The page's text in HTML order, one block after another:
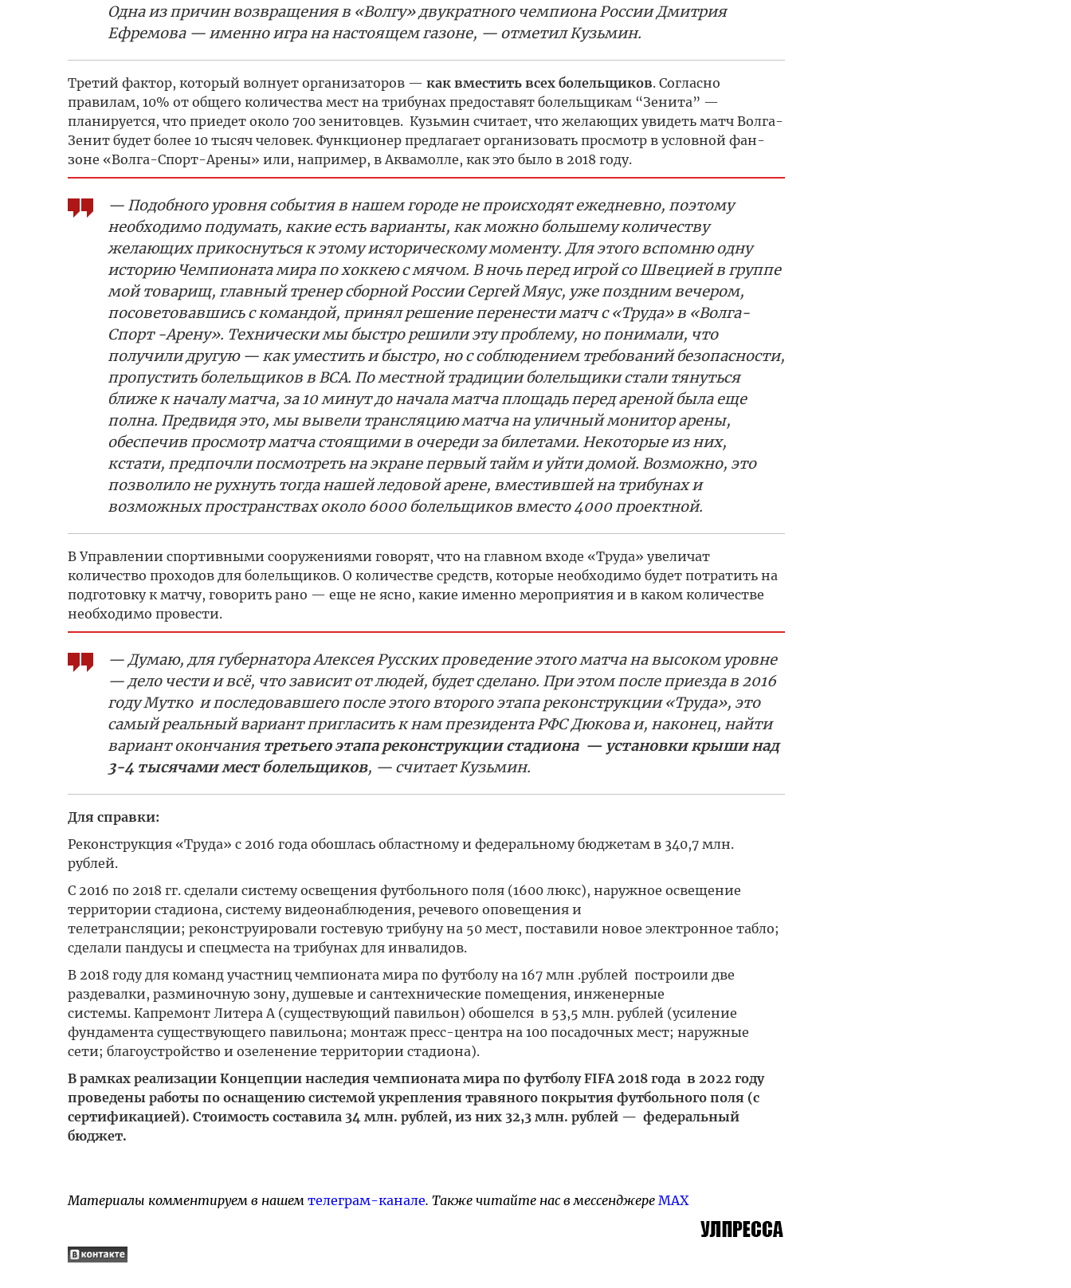
Одна из причин возвращения в «Волгу» двукратного чемпиона России Дмитрия
Ефремова — именно игра на настоящем газоне, — отметил Кузьмин.
Третий фактор, который волнует организаторов — как вместить всех болельщиков. Согласно
правилам, 10% от общего количества мест на трибунах предоставят болельщикам “Зенита” —
планируется, что приедет около 700 зенитовцев. Кузьмин считает, что желающих увидеть матч Волга-
Зенит будет более 10 тысяч человек. Функционер предлагает организовать просмотр в условной фан-
зоне «Волга-Спорт-Арены» или, например, в Аквамолле, как это было в 2018 году.
— Подобного уровня события в нашем городе не происходят ежедневно, поэтому
необходимо подумать, какие есть варианты, как можно большему количеству
желающих прикоснуться к этому историческому моменту. Для этого вспомню одну
историю Чемпионата мира по хоккею с мячом. В ночь перед игрой со Швецией в группе
мой товарищ, главный тренер сборной России Сергей Мяус, уже поздним вечером,
посоветовавшись с командой, принял решение перенести матч с «Труда» в «Волга-
Спорт -Арену». Технически мы быстро решили эту проблему, но понимали, что
получили другую — как уместить и быстро, но с соблюдением требований безопасности,
пропустить болельщиков в ВСА. По местной традиции болельщики стали тянуться
ближе к началу матча, за 10 минут до начала матча площадь перед ареной была еще
полна. Предвидя это, мы вывели трансляцию матча на уличный монитор арены,
обеспечив просмотр матча стоящими в очереди за билетами. Некоторые из них,
кстати, предпочли посмотреть на экране первый тайм и уйти домой. Возможно, это
позволило не рухнуть тогда нашей ледовой арене, вместившей на трибунах и
возможных пространствах около 6000 болельщиков вместо 4000 проектной.
В Управлении спортивными сооружениями говорят, что на главном входе «Труда» увеличат
количество проходов для болельщиков. О количестве средств, которые необходимо будет потратить на
подготовку к матчу, говорить рано — еще не ясно, какие именно мероприятия и в каком количестве
необходимо провести.
— Думаю, для губернатора Алексея Русских проведение этого матча на высоком уровне
— дело чести и всё, что зависит от людей, будет сделано. При этом после приезда в 2016
году Мутко и последовавшего после этого второго этапа реконструкции «Труда», это
самый реальный вариант пригласить к нам президента РФС Дюкова и, наконец, найти
вариант окончаниятретьего этапа реконструкции стадиона — установки крыши над
3-4 тысячами мест болельщиков, — считает Кузьмин.
Для справки:
Реконструкция «Труда» с 2016 года обошлась областному и федеральному бюджетам в 340,7 млн.
рублей.
С 2016 по 2018 гг. сделали систему освещения футбольного поля (1600 люкс), наружное освещение
территории стадиона, систему видеонаблюдения, речевого оповещения и
телетрансляции; реконструировали гостевую трибуну на 50 мест, поставили новое электронное табло;
сделали пандусы и спецместа на трибунах для инвалидов.
В 2018 году для команд участниц чемпионата мира по футболу на 167 млн .рублей построили две
раздевалки, разминочную зону, душевые и сантехнические помещения, инженерные
системы. Капремонт Литера А (существующий павильон) обошелся в 53,5 млн. рублей (усиление
фундамента существующего павильона; монтаж пресс-центра на 100 посадочных мест; наружные
сети; благоустройство и озеленение территории стадиона).
В рамках реализации Концепции наследия чемпионата мира по футболу FIFA 2018 года в 2022 году
проведены работы по оснащению системой укрепления травяного покрытия футбольного поля (с
сертификацией). Стоимость составила 34 млн. рублей, из них 32,3 млн. рублей — федеральный
бюджет.
Материалы комментируем в нашем телеграм-канале. Также читайте нас в мессенджере MAX